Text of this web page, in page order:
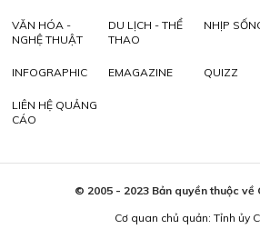
VĂN HÓA -
NGHỆ THUẬT
DU LỊCH - THỂ
THAO
NHỊP
INFOGRAPHIC EMAGAZINE QUIZZ
LIÊN HỆ QUẢNG
CÁO
© 2005 - 2023 Bản quyền thuộc về
Cơ quan chủ quản: Tỉnh ủy